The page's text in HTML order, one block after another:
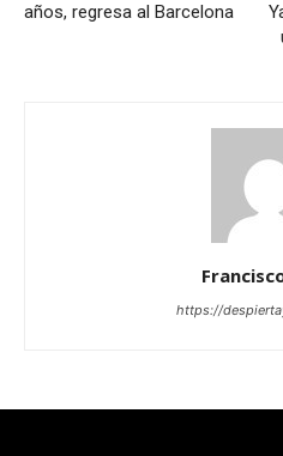
años, regresa al Barcelona
https://